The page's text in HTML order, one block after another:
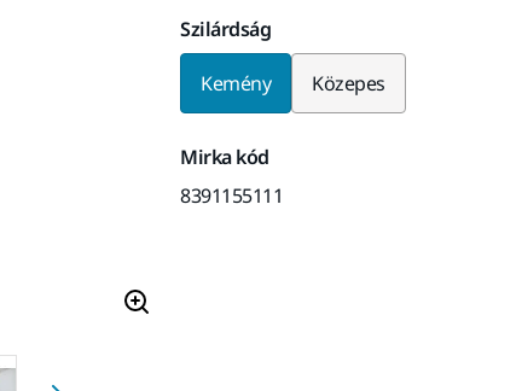
Szilárdság
Kemény Közepes
Mirka kód
8391155111